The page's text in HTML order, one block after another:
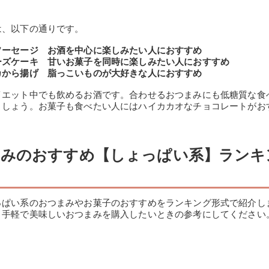
以下の通りです。
セージ お酒を中心に楽しみたい人におすすめ
ケーキ 甘いお菓子を同時に楽しみたい人におすすめ
ら揚げ 脂っこいものが大好きな人におすすめ
ット中でも飲めるお酒です。合わせるおつまみにも低糖質な食
ょう。お菓子も食べたい人にはハイカカオなチョコレートがお
のおすすめ【しょっぱい系】ラン
い系のおつまみやお菓子のおすすめをランキング形式で紹介し
軽で美味しいおつまみを購入したいときの参考にしてください